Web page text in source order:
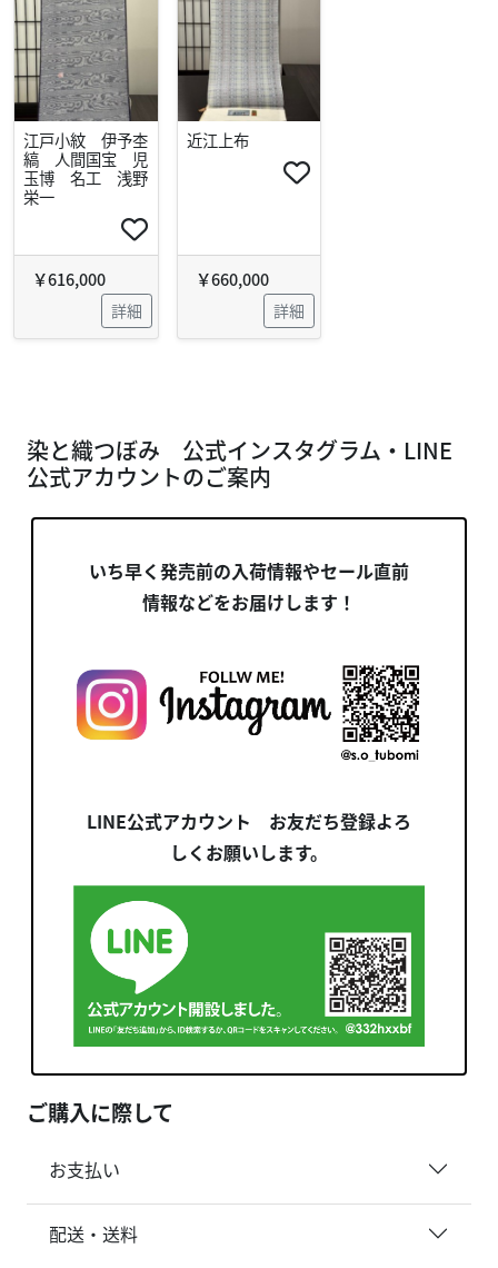
江戸小紋 伊予杢
縞 人間国宝 児
玉博 名工 浅野
栄一
￥616,000
詳細
近江上布
￥660,000
詳細
染と織つぼみ 公式インスタグラム・LINE
公式アカウントのご案内
いち早く発売前の入荷情報やセール直前
情報などをお届けします！
LINE公式アカウント お友だち登録よろ
しくお願いします。
ご購入に際して
お支払い
配送・送料